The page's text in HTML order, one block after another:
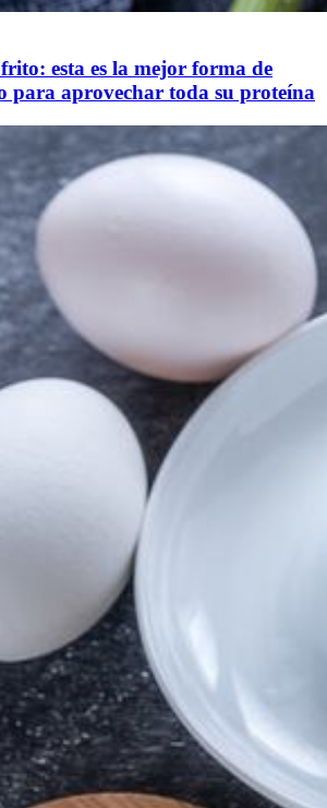
esta es la mejor forma de
para aprovechar toda su proteína